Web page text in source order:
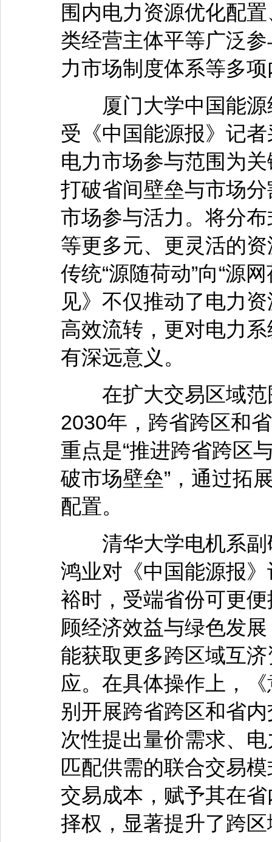
围内电力资源优化配
类经营主体平等广泛
力市场制度体系等多
厦门大学中国能源
受《中国能源报》记
电力市场参与范围为
打破省间壁垒与市场
市场参与活力。将分
等更多元、更灵活的
传统“源随荷动”向“源
见》不仅推动了电力
高效流转，更对电力
有深远意义。
在扩大交易区域范
2030年，跨省跨区和
重点是“推进跨省跨区
破市场壁垒”，通过拓
配置。
清华大学电机系副
鸿业对《中国能源报
裕时，受端省份可更
顾经济效益与绿色发
能获取更多跨区域互
应。在具体操作上，
别开展跨省跨区和省
次性提出量价需求、
匹配供需的联合交易
交易成本，赋予其在
择权，显著提升了跨